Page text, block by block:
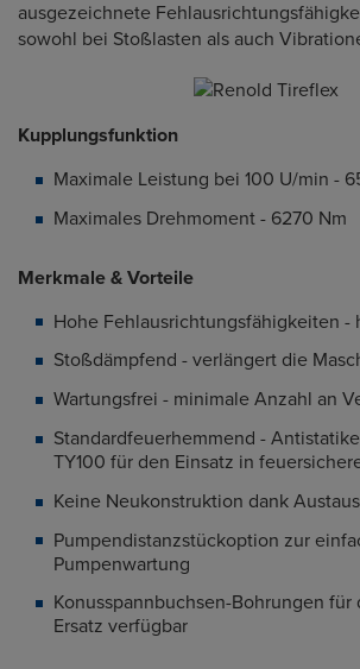
ausgezeichnete
sowohl bei Stoßlasten als auch
Kupplungsfunktion
Maximale Leistung bei 100 U/min -
Maximales Drehmoment - 6270 Nm
Merkmale & Vorteile
Hohe Fehlausrichtungsfähigkeiten -
Stoßdämpfend - verlängert die
Wartungsfrei - minimale Anzahl an
Standardfeuerhemmend -
TY100 für den Einsatz in
Keine Neukonstruktion dank
Pumpendistanzstückoption zur
Pumpenwartung
Konusspannbuchsen-Bohrungen für
Ersatz verfügbar